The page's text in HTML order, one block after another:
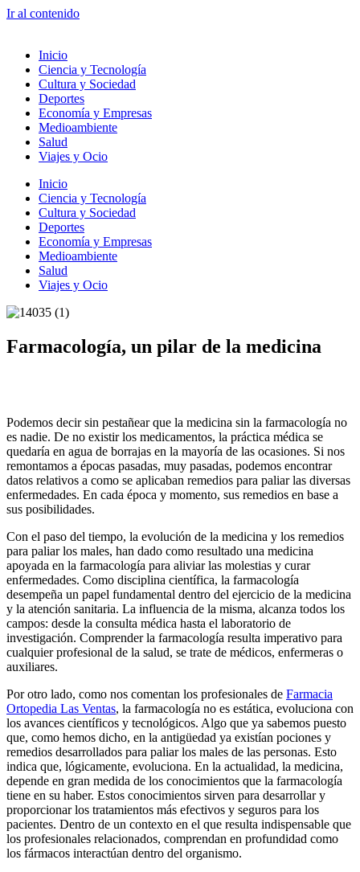
Ir al contenido
Inicio
Ciencia y Tecnología
Cultura y Sociedad
Deportes
Economía y Empresas
Medioambiente
Salud
Viajes y Ocio
Inicio
Ciencia y Tecnología
Cultura y Sociedad
Deportes
Economía y Empresas
Medioambiente
Salud
Viajes y Ocio
Farmacología, un pilar de la medicina
Podemos decir sin pestañear que la medicina sin la farmacología no
es nadie. De no existir los medicamentos, la práctica médica se
quedaría en agua de borrajas en la mayoría de las ocasiones. Si nos
remontamos a épocas pasadas, muy pasadas, podemos encontrar
datos relativos a como se aplicaban remedios para paliar las diversas
enfermedades. En cada época y momento, sus remedios en base a
sus posibilidades.
Con el paso del tiempo, la evolución de la medicina y los remedios
para paliar los males, han dado como resultado una medicina
apoyada en la farmacología para aliviar las molestias y curar
enfermedades. Como disciplina científica, la farmacología
desempeña un papel fundamental dentro del ejercicio de la medicina
y la atención sanitaria. La influencia de la misma, alcanza todos los
campos: desde la consulta médica hasta el laboratorio de
investigación. Comprender la farmacología resulta imperativo para
cualquier profesional de la salud, se trate de médicos, enfermeras o
auxiliares.
Por otro lado, como nos comentan los profesionales de Farmacia
Ortopedia Las Ventas, la farmacología no es estática, evoluciona con
los avances científicos y tecnológicos. Algo que ya sabemos puesto
que, como hemos dicho, en la antigüedad ya existían pociones y
remedios desarrollados para paliar los males de las personas. Esto
indica que, lógicamente, evoluciona. En la actualidad, la medicina,
depende en gran medida de los conocimientos que la farmacología
tiene en su haber. Estos conocimientos sirven para desarrollar y
proporcionar los tratamientos más efectivos y seguros para los
pacientes. Dentro de un contexto en el que resulta indispensable que
los profesionales relacionados, comprendan en profundidad como
los fármacos interactúan dentro del organismo.